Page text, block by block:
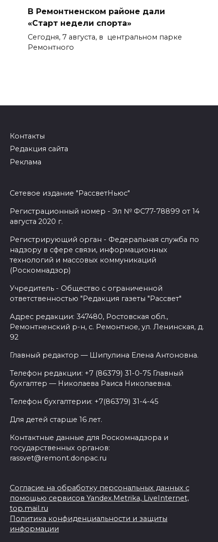
В Ремонтненском районе дали
«Старт недели спорта»
Сегодня, 7 августа, в центральном парке
Ремонтного
Контакты
Редакция сайта
Реклама
Сетевое издание "РассветНьюс"
Регистрационный номер - Эл № ФС77-78899 от 14
августа 2020 г.
Регистрирующий орган - Федеральная служба по
надзору в сфере связи, информационных
технологий и массовых коммуникаций
(Роскомнадзор)
Учредитель - Общество с ограниченной
ответственностью "Редакция газеты "Рассвет"
Адрес редакции: 347480, Ростовская обл.,
Ремонтненский р-н, с. Ремонтное, ул. Ленинская, д.
92
Главный редактор — Шипулина Елена Антоновна.
Телефон редакции: +7 (86379) 31-0-75 Главный
бухгалтер — Николаева Раиса Николаевна.
Телефон бухгалтерии: +7(86379) 31-4-45
Для детей старше 16 лет.
Контактные данные для Роскомнадзора и
государственных органов:
rassvet@remont.donpac.ru
Согласие на обработку персональных данных с
помощью сервисов Yandex.Metrika, LiveInternet,
top.mail.ru
Политика конфиденциальности и защиты
информации